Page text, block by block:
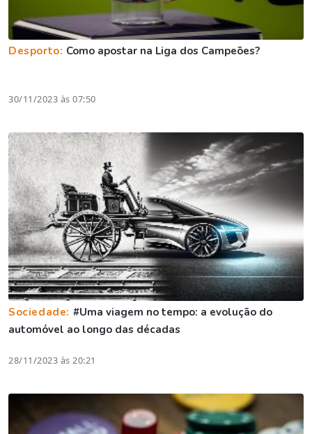
Desporto: Como apostar na Liga dos Campeões?
30/11/2023 às 07:50
Sociedade: #Uma viagem no tempo: a evolução do
automóvel ao longo das décadas
28/11/2023 às 20:21